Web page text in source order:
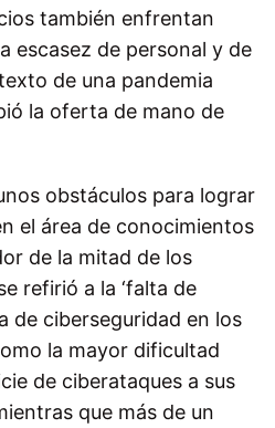
también enfrentan
escasez de personal y de
de una pandemia
la oferta de mano de
obstáculos para lograr
el área de conocimientos
de la mitad de los
refirió a la ‘falta de
de ciberseguridad en los
la mayor dificultad
de ciberataques a sus
que más de un